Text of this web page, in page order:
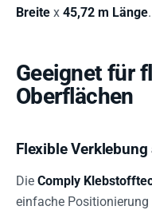
Breite x 45,72 m Länge.
Geeignet für
Oberflächen
Flexible
Die Comply
einfache